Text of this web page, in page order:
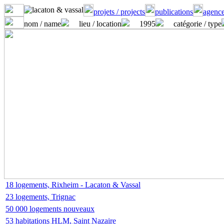
projets / projects publications
nom / name
lieu / location 1995 catégorie / type
18 logements, Rixheim - Lacaton & Vassal
23 logements, Trignac
50 000 logements nouveaux
53 habitations HLM, Saint Nazaire